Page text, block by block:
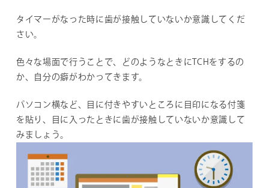
タイマーがなった時に歯が接触していないか意識してくだ
さい。
色々な場面で行うことで、どのようなときにTCHをするの
か、自分の癖がわかってきます。
パソコン横など、目に付きやすいところに目印になる付箋
を貼り、目に入ったときに歯が接触していないか意識して
みましょう。